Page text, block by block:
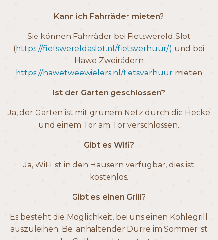
Kann ich Fahrräder mieten?
Sie können Fahrräder bei Fietswereld Slot
(https://fietswereldaslot.nl/fietsverhuur/) und bei
Hawe Zweirädern
https://hawetweewielers.nl/fietsverhuurmieten
Ist der Garten geschlossen?
Ja, der Garten ist mit grünem Netz durch die Hecke
und einem Tor am Tor verschlossen.
Gibt es Wifi?
Ja, WiFi ist in den Häusern verfügbar, dies ist
kostenlos.
Gibt es einen Grill?
Es besteht die Möglichkeit, bei uns einen Kohlegrill
auszuleihen. Bei anhaltender Dürre im Sommer ist